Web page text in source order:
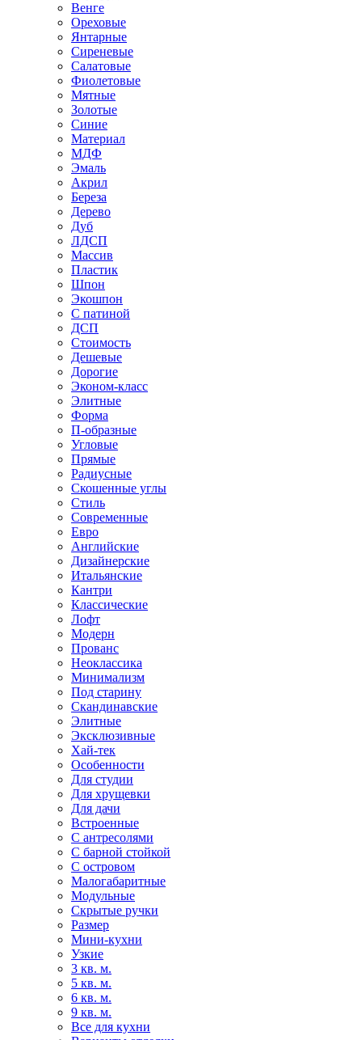
Венге
Ореховые
Янтарные
Сиреневые
Салатовые
Фиолетовые
Мятные
Золотые
Синие
Материал
МДФ
Эмаль
Акрил
Береза
Дерево
Дуб
ЛДСП
Массив
Пластик
Шпон
Экошпон
С патиной
ДСП
Стоимость
Дешевые
Дорогие
Эконом-класс
Элитные
Форма
П-образные
Угловые
Прямые
Радиусные
Скошенные углы
Стиль
Современные
Евро
Английские
Дизайнерские
Итальянские
Кантри
Классические
Лофт
Модерн
Прованс
Неоклассика
Минимализм
Под старину
Скандинавские
Элитные
Эксклюзивные
Хай-тек
Особенности
Для студии
Для хрущевки
Для дачи
Встроенные
С антресолями
С барной стойкой
С островом
Малогабаритные
Модульные
Скрытые ручки
Размер
Мини-кухни
Узкие
3 кв. м.
5 кв. м.
6 кв. м.
9 кв. м.
Все для кухни